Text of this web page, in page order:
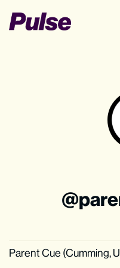
Parent Cue (Cumming,